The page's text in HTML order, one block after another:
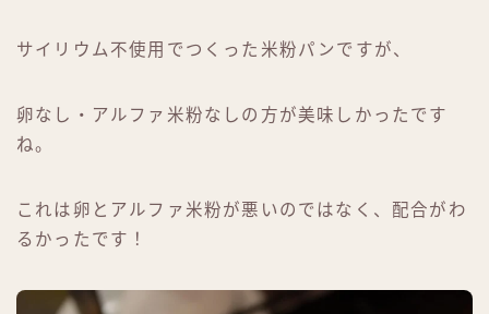
サイリウム不使用でつくった米粉パンですが、
卵なし・アルファ米粉なしの方が美味しかったです
ね。
これは卵とアルファ米粉が悪いのではなく、配合がわ
るかったです！